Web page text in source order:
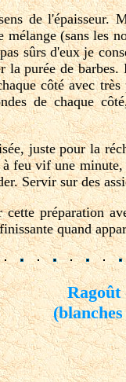
de l'épaisseur.
mélange (sans les
sûrs d'eux je
la purée de
côté avec
de chaque
juste pour la
feu vif une
Servir sur des
préparation
quand
Ragoût